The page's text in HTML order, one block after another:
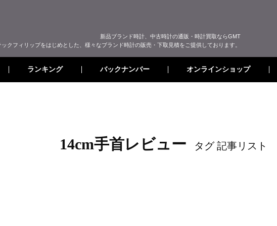
新品ブランド時計、中古時計の通販・時計買取ならGMT
クフィリップをはじめとした、様々なブランド時計の販売・下取見積をご提供しております。
ランキング バックナンバー オンラインショップ
14cm手首レビュー タグ 記事リスト